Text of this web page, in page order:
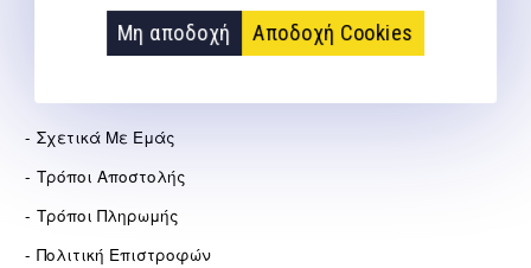
Μη αποδοχή Αποδοχή Cookies
Σχετικά Με Εμάς
Τρόποι Αποστολής
Τρόποι Πληρωμής
Πολιτική Επιστροφών